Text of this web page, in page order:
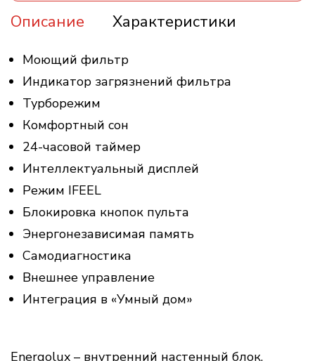
Описание Характеристики
Моющий фильтр
Индикатор загрязнений фильтра
Турборежим
Комфортный сон
24-часовой таймер
Интеллектуальный дисплей
Режим IFEEL
Блокировка кнопок пульта
Энергонезависимая память
Самодиагностика
Внешнее управление
Интеграция в «Умный дом»
Energolux – внутренний настенный блок,